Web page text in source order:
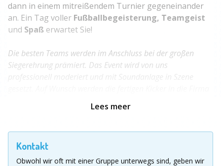
dann in einem mitreißendem Turnier gegeneinander
an. Ein Tag voller Fußballbegeisterung, Teamgeist
und Spaß erwartet Sie!
Die besten Teams werden im Anschluss bei der großen
Siegerehrung prämiert. Das Event wird von uns
bestimmen können, gespendet. Das Event ist Indoor &
Location Ausflug
Garmisch-Partenkirchen, München, Nürnberg,
Lees meer
Kontakt
Obwohl wir oft mit einer Gruppe unterwegs sind, geben wir